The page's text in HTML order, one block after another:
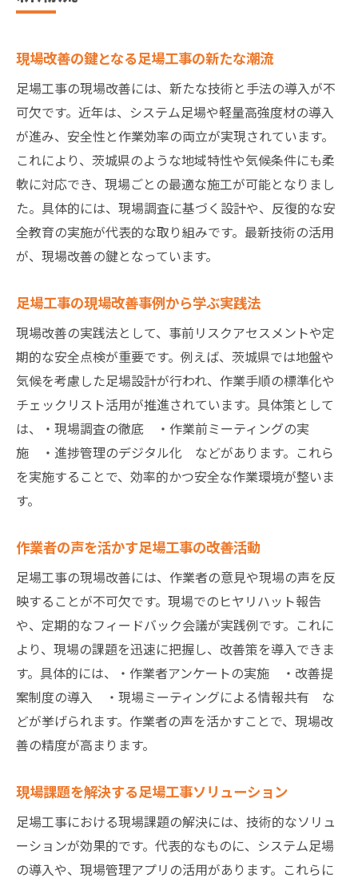
現場改善の鍵となる足場工事の新たな潮流
足場工事の現場改善には、新たな技術と手法の導入が不
可欠です。近年は、システム足場や軽量高強度材の導入
が進み、安全性と作業効率の両立が実現されています。
これにより、茨城県のような地域特性や気候条件にも柔
軟に対応でき、現場ごとの最適な施工が可能となりまし
た。具体的には、現場調査に基づく設計や、反復的な安
全教育の実施が代表的な取り組みです。最新技術の活用
が、現場改善の鍵となっています。
足場工事の現場改善事例から学ぶ実践法
現場改善の実践法として、事前リスクアセスメントや定
期的な安全点検が重要です。例えば、茨城県では地盤や
気候を考慮した足場設計が行われ、作業手順の標準化や
チェックリスト活用が推進されています。具体策として
は、・現場調査の徹底 ・作業前ミーティングの実
施 ・進捗管理のデジタル化 などがあります。これら
を実施することで、効率的かつ安全な作業環境が整いま
す。
作業者の声を活かす足場工事の改善活動
足場工事の現場改善には、作業者の意見や現場の声を反
映することが不可欠です。現場でのヒヤリハット報告
や、定期的なフィードバック会議が実践例です。これに
より、現場の課題を迅速に把握し、改善策を導入できま
す。具体的には、・作業者アンケートの実施 ・改善提
案制度の導入 ・現場ミーティングによる情報共有 な
どが挙げられます。作業者の声を活かすことで、現場改
善の精度が高まります。
現場課題を解決する足場工事ソリューション
足場工事における現場課題の解決には、技術的なソリュ
ーションが効果的です。代表的なものに、システム足場
の導入や、現場管理アプリの活用があります。これらに